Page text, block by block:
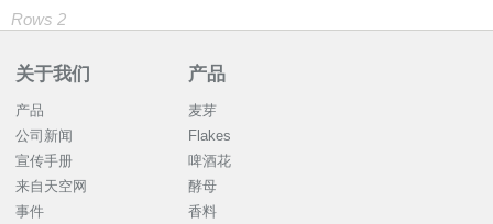
Rows 2
关于我们
产品
公司新闻
宣传手册
来自天空网
事件
产品
麦芽
Flakes
啤酒花
酵母
香料